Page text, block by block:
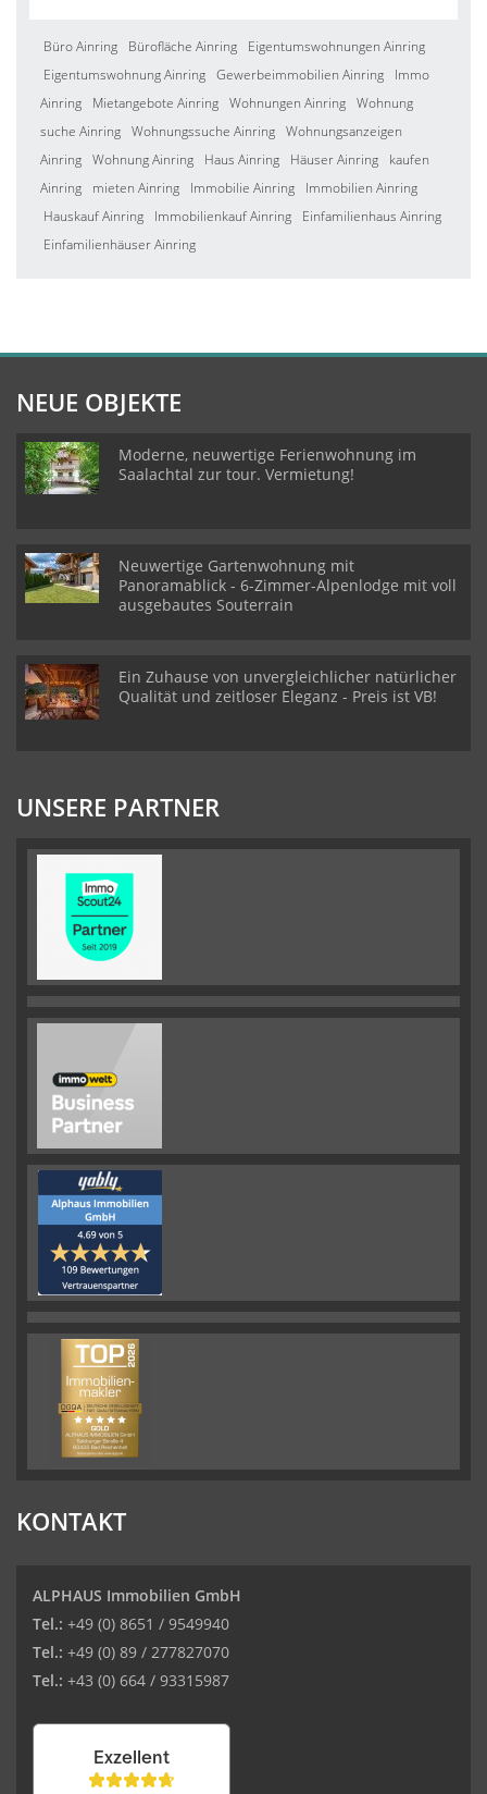
Büro Ainring Bürofläche Ainring
Eigentumswohnungen Ainring
Eigentumswohnung Ainring Gewerbeimmobilien Ainring
Immo
Ainring
Mietangebote Ainring Wohnungen Ainring Wohnung
suche Ainring Wohnungssuche Ainring Wohnungsanzeigen
Ainring Wohnung Ainring Haus Ainring Häuser Ainring
kaufen
Ainring
mieten Ainring Immobilie Ainring
Immobilien Ainring
Hauskauf Ainring
Immobilienkauf Ainring
Einfamilienhaus Ainring
Einfamilienhäuser Ainring
NEUE OBJEKTE
Moderne, neuwertige Ferienwohnung im
Saalachtal zur tour. Vermietung!
Neuwertige Gartenwohnung mit
Panoramablick - 6-Zimmer-Alpenlodge mit voll
ausgebautes Souterrain
Ein Zuhause von unvergleichlicher natürlicher
Qualität und zeitloser Eleganz - Preis ist VB!
UNSERE PARTNER
KONTAKT
ALPHAUS Immobilien GmbH
Tel.: +49 (0) 8651 / 9549940
Tel.: +49 (0) 89 / 277827070
Tel.: +43 (0) 664 / 93315987